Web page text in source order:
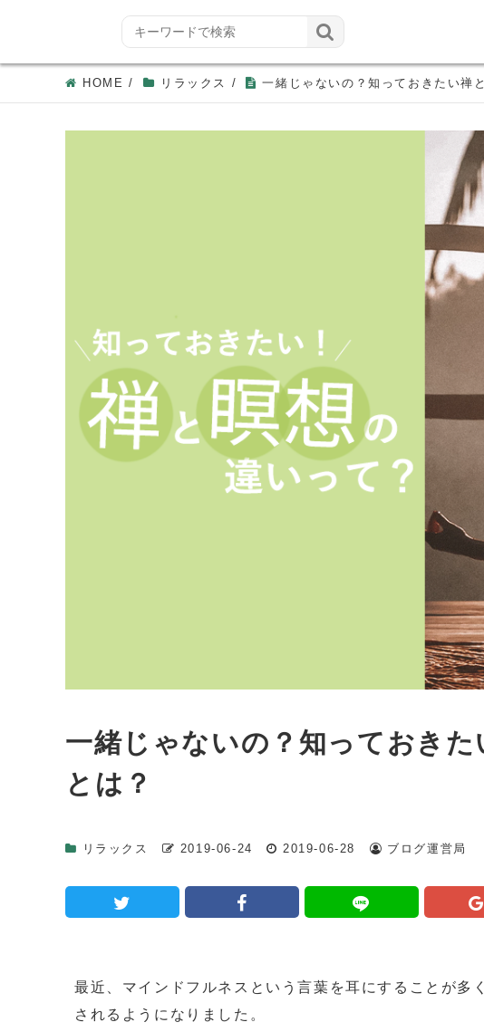

HOME / リラックス / 一緒じゃないの？知っておきたい禅
一緒じゃないの？知っておき
とは？
リラックス 2019-06-24 2019-06-28 ブログ運営局
最近、マインドフルネスという言葉を耳にすることが多
されるようになりました。